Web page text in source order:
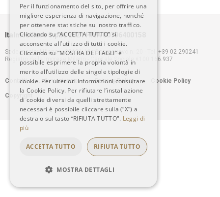
Italmobiliare S.p.A. 2021 P.IVA 00796400158
Sede legale: Milano – 20121, Via Borgonuovo n. 20 - Tel. +39 02 290241
Registro delle Imprese Milano - Capitale Sociale €100.166.937
Footer
menu
Contatti Avvertenze Privacy Policy Cookie Policy
Copyright
ENGLISH
Per il funzionamento del sito, per offrire una
migliore esperienza di navigazione, nonché
per ottenere statistiche sul nostro traffico.
Cliccando su “ACCETTA TUTTO” si
acconsente all’utilizzo di tutti i cookie.
Cliccando su “MOSTRA DETTAGLI” è
possibile esprimere la propria volontà in
merito all’utilizzo delle singole tipologie di
cookie. Per ulteriori informazioni consultare
la Cookie Policy. Per rifiutare l’installazione
di cookie diversi da quelli strettamente
necessari è possibile cliccare sulla (“X”) a
destra o sul tasto “RIFIUTA TUTTO". Leggi di
più
ACCETTA TUTTO RIFIUTA TUTTO
MOSTRA DETTAGLI